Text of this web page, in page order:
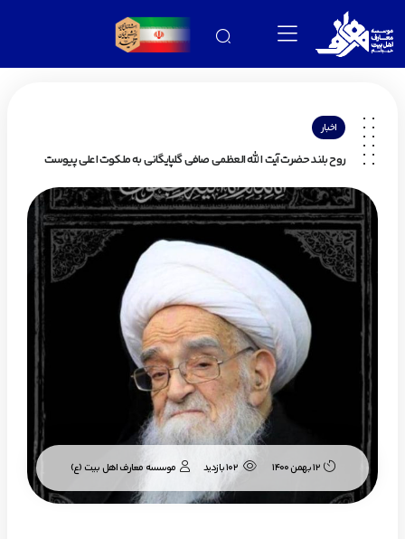
اخبار
روح بلند حضرت آیت الله العظمی صافی گلپایگانی به ملکوت اعلی پیوست
12 بهمن 1400 102 بازدید موسسه معارف اهل بیت (ع)